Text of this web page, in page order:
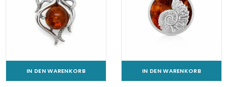
IN DEN WARENKORB IN DEN WARENKORB